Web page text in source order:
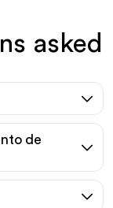
asked
de